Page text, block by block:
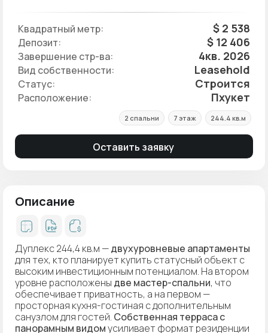
Квадратный метр: $ 2 538
Депозит: $ 12 406
Завершение стр-ва: 4кв. 2026
Вид собственности: Leasehold
Статус: Строится
Расположение: Пхукет
2 спальни 7 этаж 244.4 кв.м
Оставить заявку
Описание
Дуплекс 244,4 кв.м —двухуровневые апартаменты
для тех, кто планирует купить статусный объект с
высоким инвестиционным потенциалом. На втором
уровне расположены две мастер-спальни, что
обеспечивает приватность, а на первом —
просторная кухня-гостиная с дополнительным
санузлом для гостей. Собственная терраса с
панорамным видомусиливает формат резиденции